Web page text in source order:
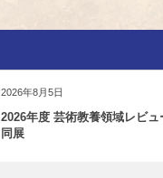
2026年8月5日
2026年度 芸術教養領域レビュ
同展